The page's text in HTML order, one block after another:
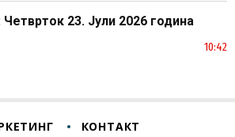
23. Јули 2026 година
10:42
КОНТАКТ